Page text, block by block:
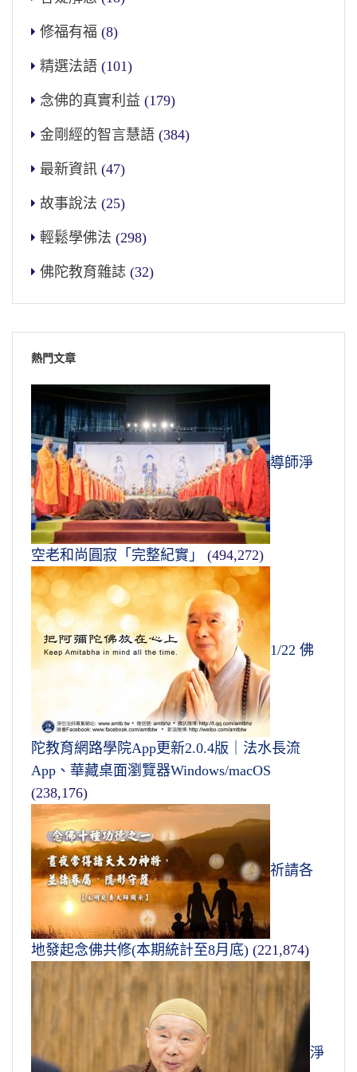
修福有福 (8)
精選法語 (101)
念佛的真實利益 (179)
金剛經的智言慧語 (384)
最新資訊 (47)
故事說法 (25)
輕鬆學佛法 (298)
佛陀教育雜誌 (32)
熱門文章
導師淨
空老和尚圓寂「完整紀實」 (494,272)
1/22 佛
陀教育網路學院App更新2.0.4版｜法水長流
App、華藏桌面瀏覽器Windows/macOS
(238,176)
祈請各
地發起念佛共修(本期統計至8月底) (221,874)
淨